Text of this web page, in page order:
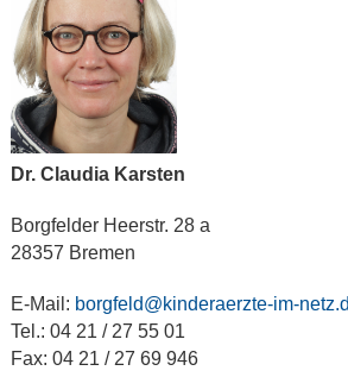
Dr. Claudia Karsten
Borgfelder Heerstr. 28 a
28357 Bremen
E-Mail: borgfeld@kinderaerzte-im-
Tel.: 04 21 / 27 55 01
Fax: 04 21 / 27 69 946